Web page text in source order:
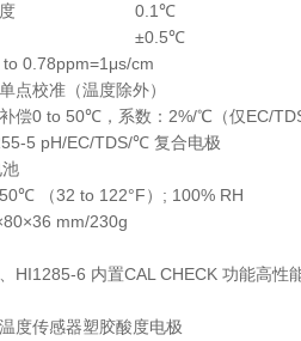
0.1℃
±0.5℃
0.78ppm=1μs/cm
点校准（温度除外）
偿0 to 50℃，系数：2%/℃（仅EC/TDS
5 pH/EC/TDS/℃ 复合电极
（32 to 122°F）; 100% RH
mm/230g
HI1285-6 内置CAL CHECK 功能高性
度传感器塑胶酸度电极